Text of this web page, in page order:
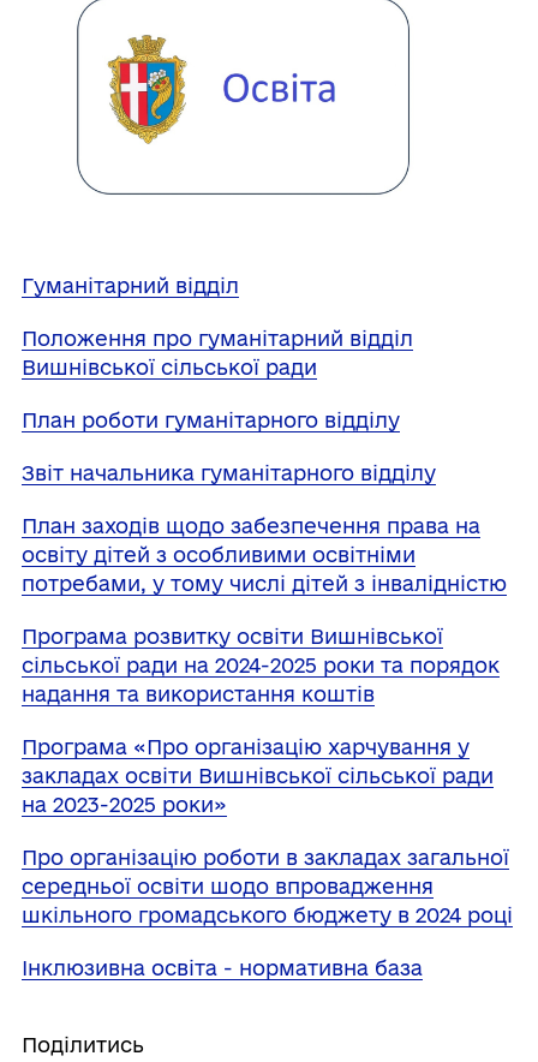
Гуманітарний відділ
Положення про гуманітарний відділ
Вишнівської сільської ради
План роботи гуманітарного відділу
Звіт начальника гуманітарного відділу
План заходів щодо забезпечення права на
освіту дітей з особливими освітніми
потребами, у тому числі дітей з інвалідністю
Програма розвитку освіти Вишнівської
сільської ради на 2024-2025 роки та порядок
надання та використання коштів
Програма «Про організацію харчування у
закладах освіти Вишнівської сільської ради
на 2023-2025 роки»
Про організацію роботи в закладах загальної
середньої освіти шодо впровадження
шкільного громадського бюджету в 2024 році
Інклюзивна освіта - нормативна база
Поділитись